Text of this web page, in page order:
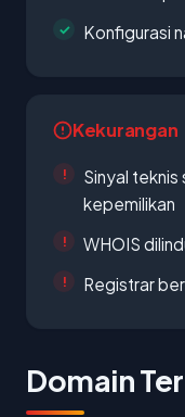
Konfigurasi
Kekurangan
Sinyal teknis
kepemilikan
WHOIS
Registrar
Domain